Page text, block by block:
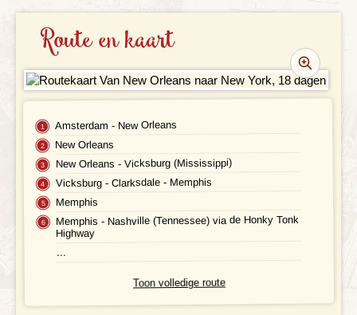
REISBESCHRIJVING
VERTREKDATA/PRIJS
REVIEWS
PRAKTISCHE INFORMATIE
Vliegreis
Vervoer
Excursies
FOTO'S EN VIDEO
REIS BOEKEN
Route en kaart
Amsterdam - New Orleans
New Orleans
New Orleans - Vicksburg (Mississippi)
Vicksburg - Clarksdale - Memphis
Memphis
Memphis - Nashville (Tennessee) via de Honky Tonk
Highway
...
Toon volledige route